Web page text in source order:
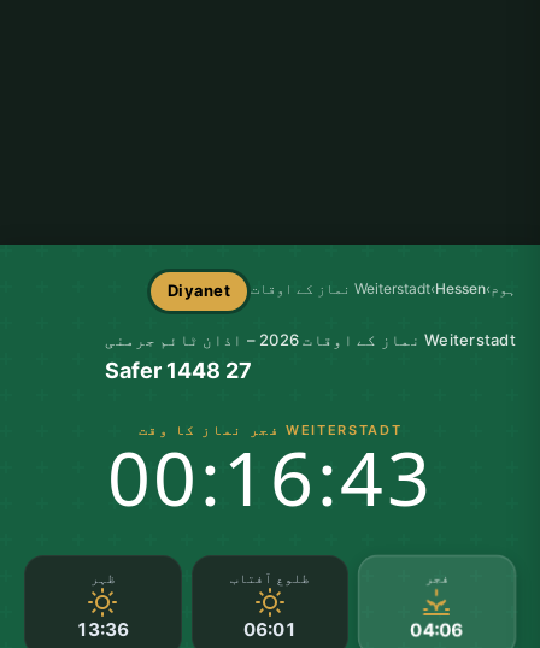
ہوم›
Hessen
›Weiterstadt نماز کے اوقات Diyanet
Weiterstadt نماز کے اوقات 2026 – اذان ٹائم جرمنی
27 Safer 1448
WEITERSTADT فجر نماز کا وقت
00:16:42
فجر
04:06
طلوع آفتاب
06:01
ظہر
13:36